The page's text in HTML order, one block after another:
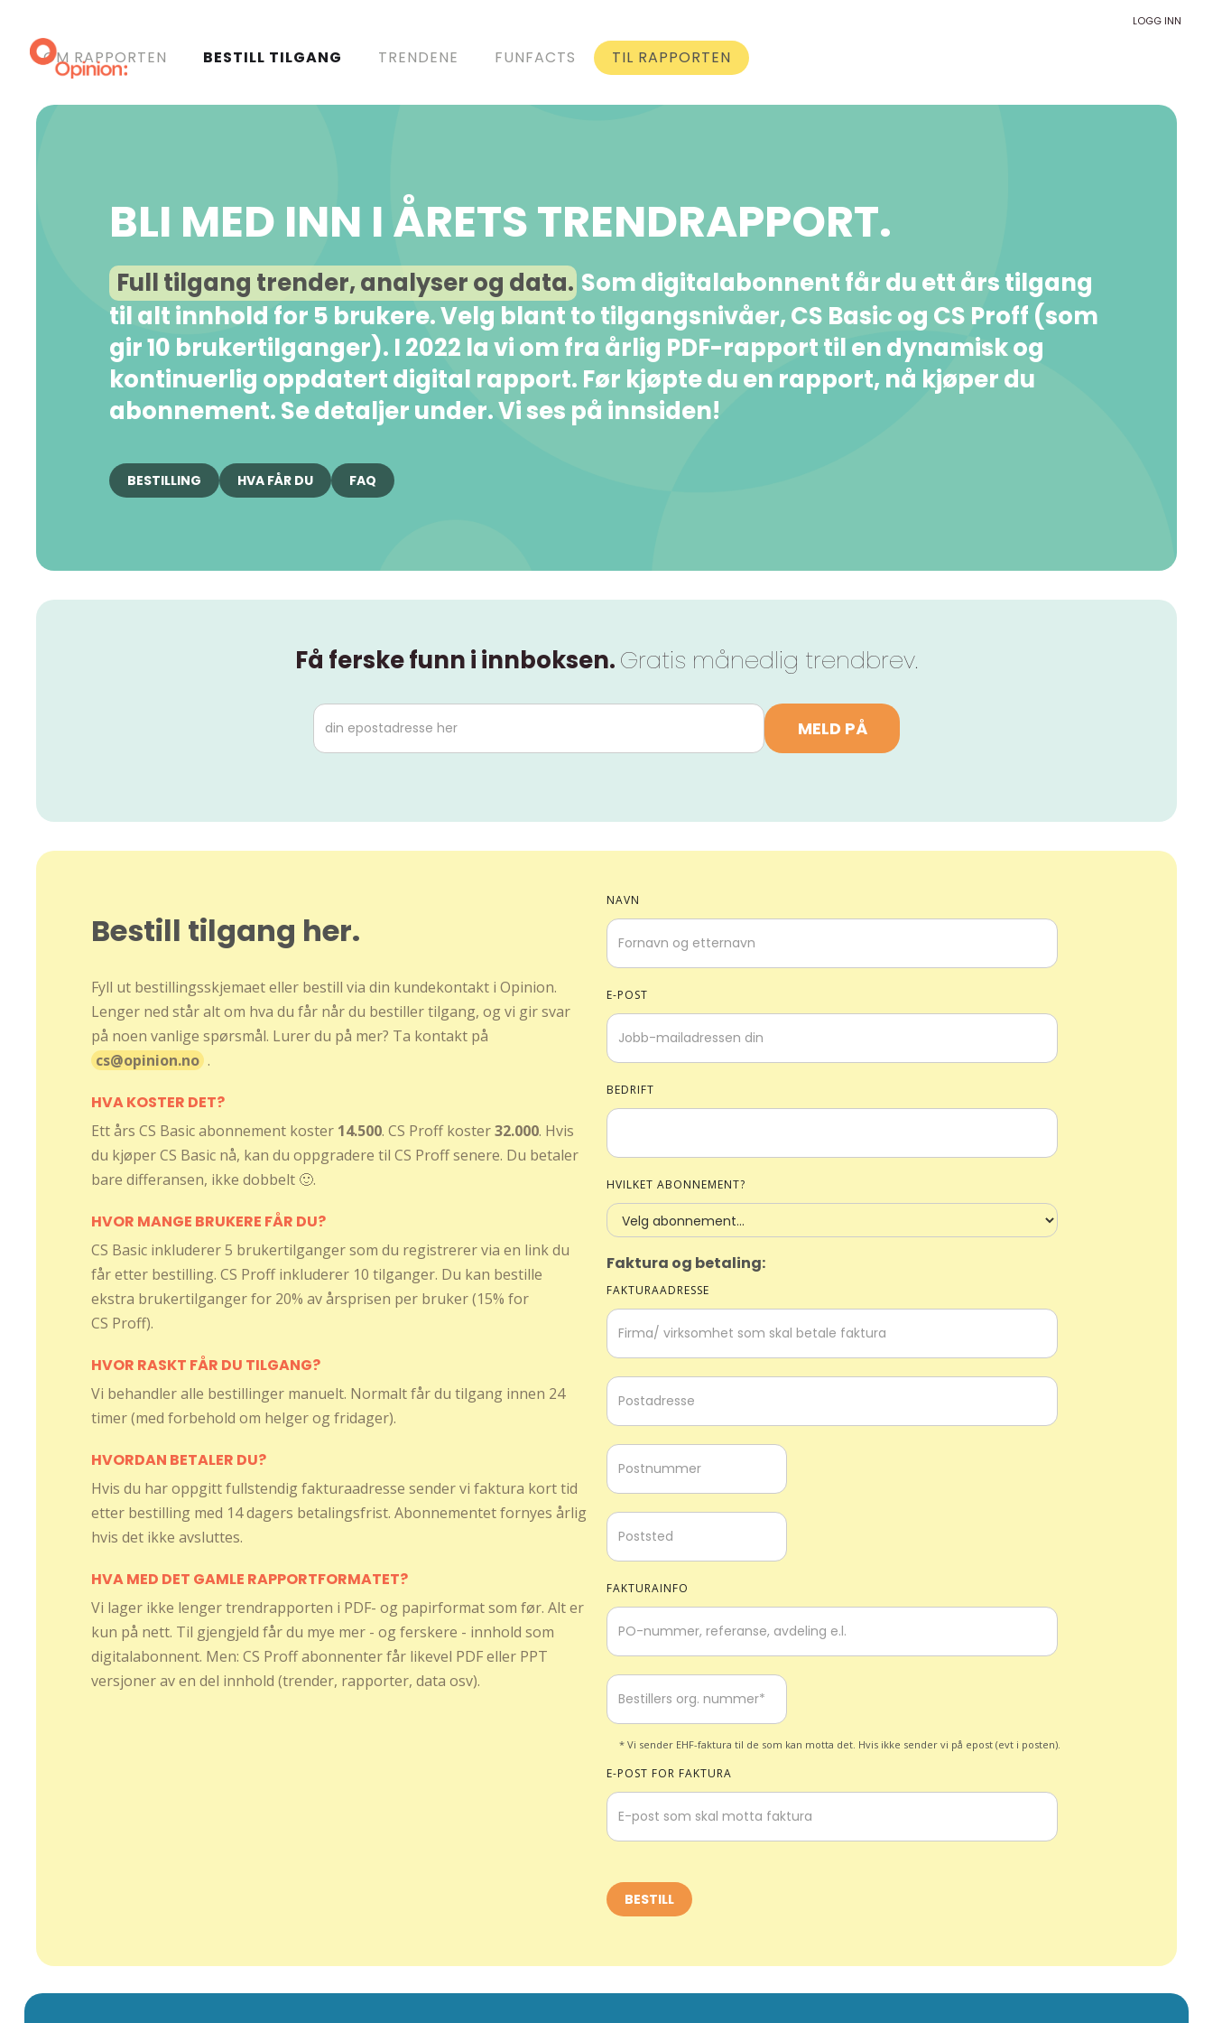
OM RAPPORTEN BESTILL TILGANG TRENDENE FUNFACTS TIL RAPPORTEN
LOGG INN
BLI MED INN I ÅRETS TRENDRAPPORT.
Full tilgang trender, analyser og data.Som digitalabonnent får du ett års tilgang
til alt innhold for 5 brukere. Velg blant to tilgangsnivåer, CS Basic og CS Proff (som
gir 10 brukertilganger). I 2022 la vi om fra årlig PDF-rapport til en dynamisk og
kontinuerlig oppdatert digital rapport. Før kjøpte du en rapport, nå kjøper du
abonnement. Se detaljer under. Vi ses på innsiden!
BESTILLING HVA FÅR DU FAQ
Få ferske funn i innboksen.Gratis månedlig trendbrev.
Bestill tilgang her.
Fyll ut bestillingsskjemaet eller bestill via din kundekontakt i Opinion.
Lenger ned står alt om hva du får når du bestiller tilgang, og vi gir svar
på noen vanlige spørsmål. Lurer du på mer? Ta kontakt på
cs@opinion.no .
HVA KOSTER DET?
Ett års CS Basic abonnement koster 14.500. CS Proff koster32.000. Hvis
du kjøper CS Basic nå, kan du oppgradere til CS Proff senere. Du betaler
bare differansen, ikke dobbelt 🙂.
HVOR MANGE BRUKERE FÅR DU?
CS Basic inkluderer 5 brukertilganger som du registrerer via en link du
får etter bestilling. CS Proff inkluderer 10 tilganger. Du kan bestille
ekstra brukertilganger for 20% av årsprisen per bruker (15% for
CS Proff).
HVOR RASKT FÅR DU TILGANG?
Vi behandler alle bestillinger manuelt. Normalt får du tilgang innen 24
timer (med forbehold om helger og fridager).
HVORDAN BETALER DU?
Hvis du har oppgitt fullstendig fakturaadresse sender vi faktura kort tid
etter bestilling med 14 dagers betalingsfrist. Abonnementet fornyes årlig
hvis det ikke avsluttes.
HVA MED DET GAMLE RAPPORTFORMATET?
Vi lager ikke lenger trendrapporten i PDF- og papirformat som før. Alt er
kun på nett. Til gjengjeld får du mye mer - og ferskere - innhold som
digitalabonnent. Men: CS Proff abonnenter får likevel PDF eller PPT
versjoner av en del innhold (trender, rapporter, data osv).
NAVN
E-POST
BEDRIFT
HVILKET ABONNEMENT?
Faktura og betaling:
FAKTURAADRESSE
FAKTURAINFO
* Vi sender EHF-faktura til de som kan motta det. Hvis ikke sender vi på epost (evt i posten).
E-POST FOR FAKTURA